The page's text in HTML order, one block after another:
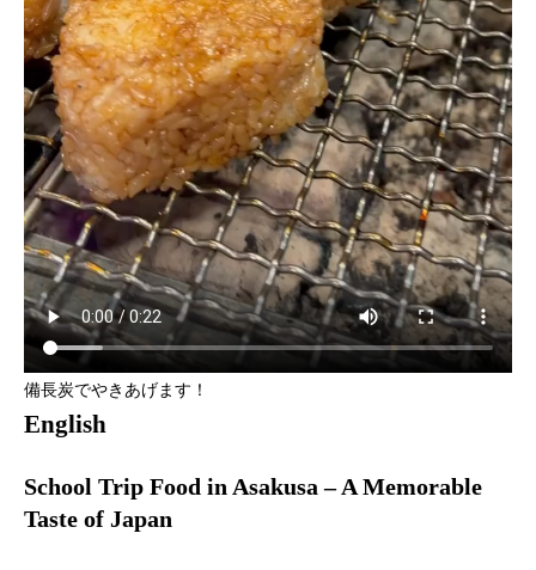
備長炭でやきあげます！
English
School Trip Food in Asakusa – A Memorable
Taste of Japan